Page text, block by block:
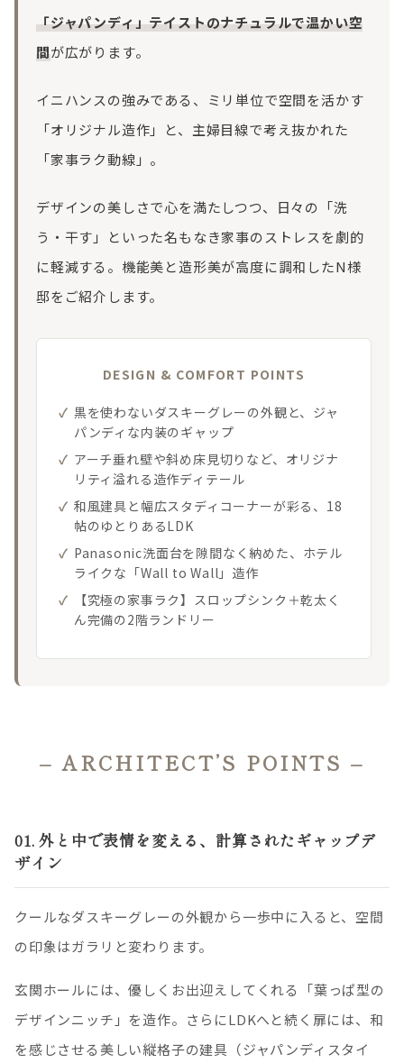
「ジャパンディ」テイストのナチュラルで温かい空
間が広がります。
イニハンスの強みである、ミリ単位で空間を活かす
「オリジナル造作」と、主婦目線で考え抜かれた
「家事ラク動線」。
デザインの美しさで心を満たしつつ、日々の「洗
う・干す」といった名もなき家事のストレスを劇的
に軽減する。機能美と造形美が高度に調和したN様
邸をご紹介します。
DESIGN & COMFORT POINTS
黒を使わないダスキーグレーの外観と、ジャ
パンディな内装のギャップ
アーチ垂れ壁や斜め床見切りなど、オリジナ
リティ溢れる造作ディテール
和風建具と幅広スタディコーナーが彩る、18
帖のゆとりあるLDK
Panasonic洗面台を隙間なく納めた、ホテル
ライクな「Wall to Wall」造作
【究極の家事ラク】スロップシンク＋乾太く
ん完備の2階ランドリー
– ARCHITECT’S POINTS –
01. 外と中で表情を変える、計算されたギャップデ
ザイン
クールなダスキーグレーの外観から一歩中に入ると、空間
の印象はガラリと変わります。
玄関ホールには、優しくお出迎えしてくれる「葉っぱ型の
デザインニッチ」を造作。さらにLDKへと続く扉には、和
を感じさせる美しい縦格子の建具（ジャパンディスタイ